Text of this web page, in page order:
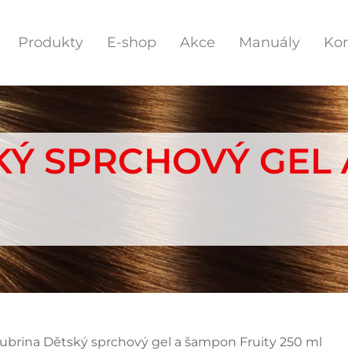
Produkty E-shop Akce Manuály
SPRCHOVÝ
Dětský sprchový gel a šampon Fruity 250 ml